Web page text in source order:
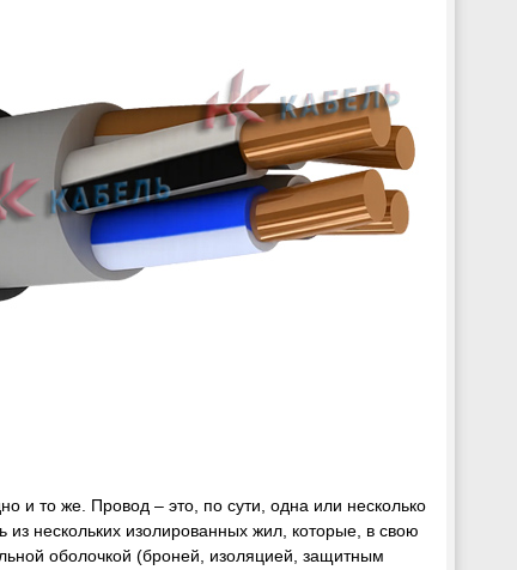
и то же. Провод – это, по сути, одна или несколько
нескольких изолированных жил, которые, в свою
оболочкой (броней, изоляцией, защитным